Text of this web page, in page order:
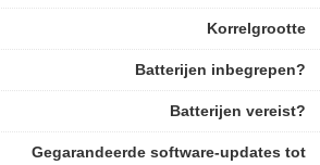
Korrelgrootte
Batterijen inbegrepen?
Batterijen vereist?
Gegarandeerde software-updates tot